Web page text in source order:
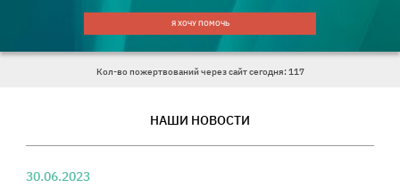
Я ХОЧУ ПОМОЧЬ
Кол-во пожертвований через сайт сегодня: 117
НАШИ НОВОСТИ
30.06.2023